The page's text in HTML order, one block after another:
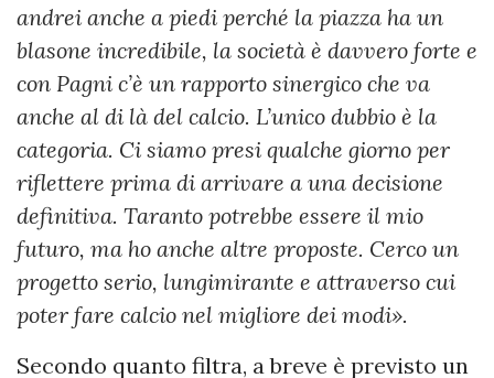
andrei anche a piedi perché la piazza ha un
blasone incredibile, la società è davvero forte e
con Pagni c’è un rapporto sinergico che va
anche al di là del calcio. L’unico dubbio è la
categoria. Ci siamo presi qualche giorno per
riflettere prima di arrivare a una decisione
definitiva. Taranto potrebbe essere il mio
futuro, ma ho anche altre proposte. Cerco un
progetto serio, lungimirante e attraverso cui
poter fare calcio nel migliore dei modi».
Secondo quanto filtra, a breve è previsto un